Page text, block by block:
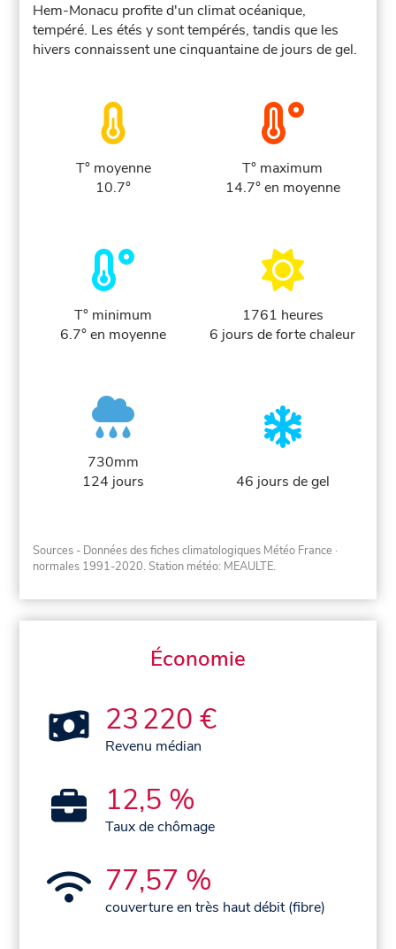
Hem-Monacu profite d'un climat océanique,
tempéré. Les étés y sont tempérés, tandis que les
hivers connaissent une cinquantaine de jours de gel.
T° moyenne
10.7°
T° maximum
14.7° en moyenne
T° minimum
6.7° en moyenne
1761 heures
6 jours de forte chaleur
730mm
124 jours
46 jours de gel
Sources - Données des fiches climatologiques Météo France ·
normales 1991-2020. Station météo: MEAULTE.
Économie
23 220 €
Revenu médian
12,5 %
Taux de chômage
77,57 %
couverture en très haut débit (fibre)